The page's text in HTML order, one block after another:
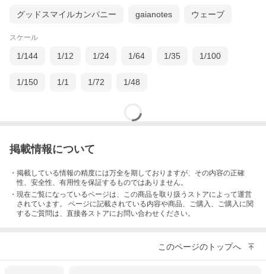
グッドスマイルカンパニー gaianotes ウェーブ
スケール
1/144 1/12 1/24 1/64 1/35 1/100
1/150 1/1 1/72 1/48
掲載情報について
・掲載している情報の精度には万全を期しておりますが、その内容の正確
性、安全性、有用性を保証するものではありません。
・現在ご覧になっているページは、この商品を取り扱うストアによって運営
されています。 ページに記載されている内容や商品、ご購入 、ご購入に関
するご質問は、直接各ストアにお問い合わせください。
このページのトップへ